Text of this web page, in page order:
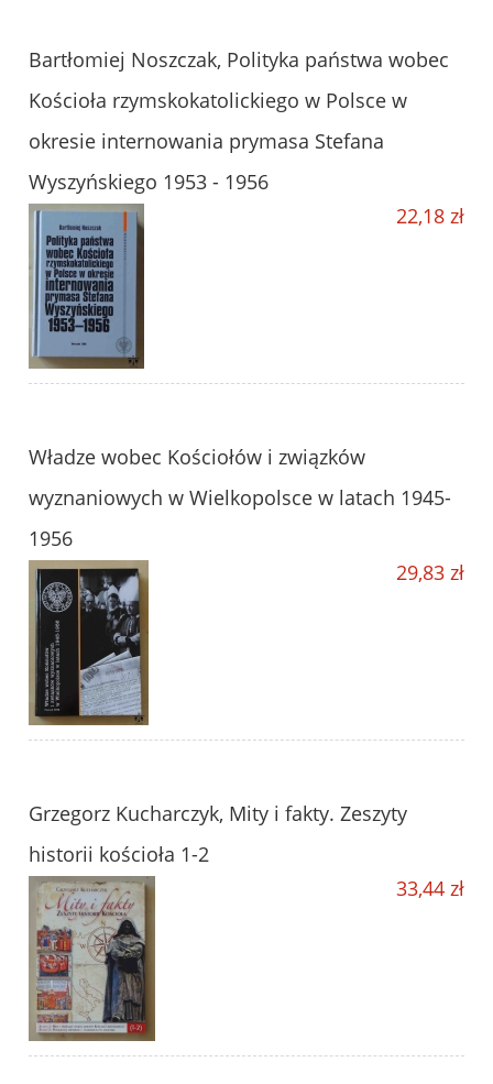
Bartłomiej Noszczak, Polityka państwa wobec
Kościoła rzymskokatolickiego w Polsce w
okresie internowania prymasa Stefana
Wyszyńskiego 1953 - 1956
22,18 zł
Władze wobec Kościołów i związków
wyznaniowych w Wielkopolsce w latach 1945-
1956
29,83 zł
Grzegorz Kucharczyk, Mity i fakty. Zeszyty
historii kościoła 1-2
33,44 zł